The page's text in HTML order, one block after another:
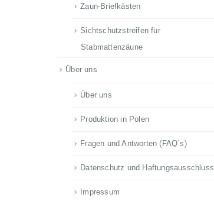
Zaun-Briefkästen
Sichtschutzstreifen für
Stabmattenzäune
Über uns
Über uns
Produktion in Polen
Fragen und Antworten (FAQ´s)
Datenschutz und Haftungsausschluss
Impressum